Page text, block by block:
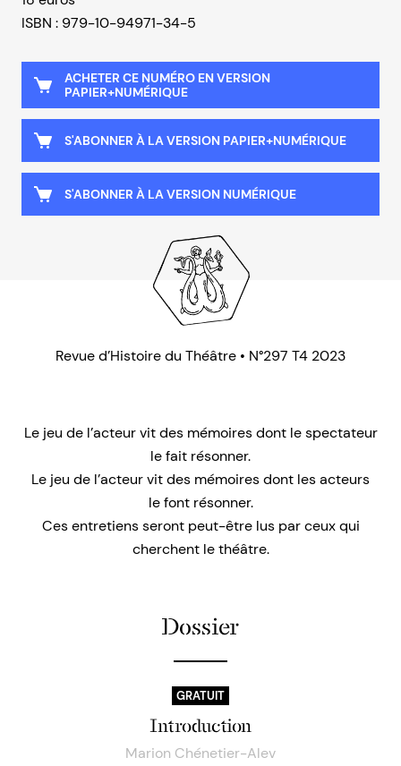
ISBN : 979-10-94971-34-5
ACHETER CE NUMÉRO EN VERSION
PAPIER+NUMÉRIQUE
S'ABONNER À LA VERSION PAPIER+NUMÉRIQUE
S'ABONNER À LA VERSION NUMÉRIQUE
Revue d’Histoire du Théâtre • N°297 T4 2023
Le jeu de l’acteur vit des mémoires dont le spectateur
le fait résonner.
Le jeu de l’acteur vit des mémoires dont les acteurs
le font résonner.
Ces entretiens seront peut-être lus par ceux qui
cherchent le théâtre.
Dossier
GRATUIT
Introduction
Marion Chénetier-Alev